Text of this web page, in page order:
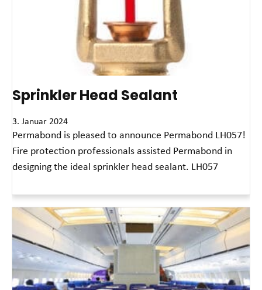
Sprinkler Head Sealant
3. Januar 2024
Permabond is pleased to announce Permabond LH057!
Fire protection professionals assisted Permabond in
designing the ideal sprinkler head sealant. LH057